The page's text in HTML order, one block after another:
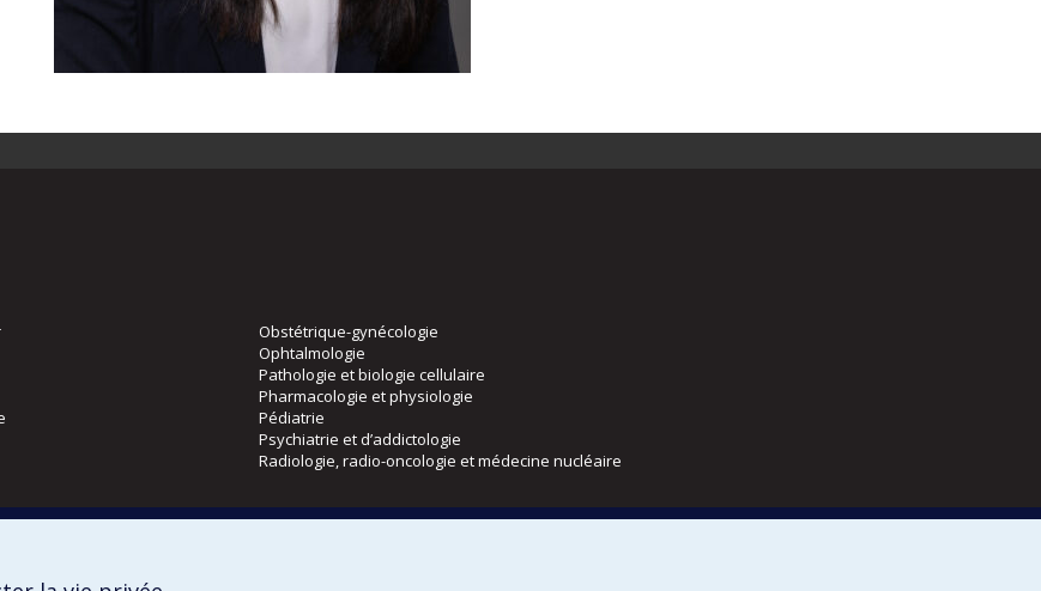
Obstétrique-gynécologie
Ophtalmologie
Pathologie et biologie cellulaire
Pharmacologie et physiologie
Pédiatrie
Psychiatrie et d’addictologie
Radiologie, radio-oncologie et médecine nucléaire